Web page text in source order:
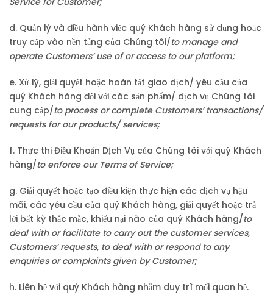
d. Quản lý và điều hành việc quý Khách hàng sử dụng hoặc
truy cập vào nền tảng của Chúng tôi/to manage and
operate Customers’ use of or access to our platform;
e. Xử lý, giải quyết hoặc hoàn tất giao dịch/ yêu cầu của
quý Khách hàng đối với các sản phẩm/ dịch vụ Chúng tôi
cung cấp/to process or complete Customers’ transactions/
requests for our products/ services;
f. Thực thi Điều Khoản Dịch Vụ của Chúng tôi với quý Khách
hàng/to enforce our Terms of Service;
g. Giải quyết hoặc tạo điều kiện thực hiện các dịch vụ hậu
mãi, các yêu cầu của quý Khách hàng, giải quyết hoặc trả
lời bất kỳ thắc mắc, khiếu nại nào của quý Khách hàng/to
deal with or facilitate to carry out the customer services,
Customers’ requests, to deal with or respond to any
enquiries or complaints given by Customer;
h. Liên hệ với quý Khách hàng nhằm duy trì mối quan hệ.